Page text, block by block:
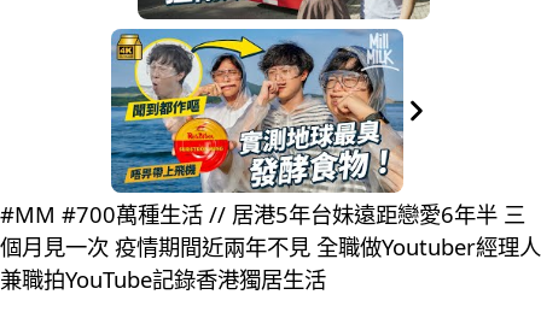
#MM #700萬種生活 // 居港5年台妹遠距戀愛6年半 三
個月見一次 疫情期間近兩年不見 全職做Youtuber經理人
兼職拍YouTube記錄香港獨居生活